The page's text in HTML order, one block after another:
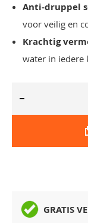
Anti-druppel
voor veilig en
Krachtig
water in iedere
GRATIS